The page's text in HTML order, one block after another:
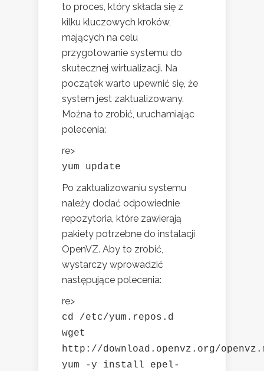
to proces, który składa się z
kilku kluczowych kroków,
mających na celu
przygotowanie systemu do
skutecznej wirtualizacji. Na
początek warto upewnić się, że
system jest zaktualizowany.
Można to zrobić, uruchamiając
polecenia:
re>
yum update
Po zaktualizowaniu systemu
należy dodać odpowiednie
repozytoria, które zawierają
pakiety potrzebne do instalacji
OpenVZ. Aby to zrobić,
wystarczy wprowadzić
następujące polecenia:
re>
cd /etc/yum.repos.d
wget
http://download.openvz.org/
yum -y install epel-